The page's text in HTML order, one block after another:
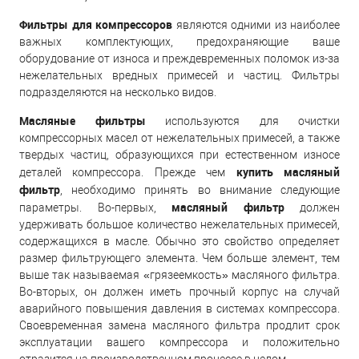
Фильтры для компрессоров являются одними из наиболее
важных комплектующих, предохраняющие ваше
оборудование от износа и преждевременных поломок из-за
нежелательных вредных примесей и частиц. Фильтры
подразделяются на несколько видов.
Масляные фильтры используются для очистки
компрессорных масел от нежелательных примесей, а также
твердых частиц, образующихся при естественном износе
деталей компрессора. Прежде чем купить масляный
фильтр , необходимо принять во внимание следующие
параметры. Во-первых, масляный фильтрдолжен
удерживать большое количество нежелательных примесей,
содержащихся в масле. Обычно это свойство определяет
размер фильтрующего элемента. Чем больше элемент, тем
выше так называемая «грязеемкость» масляного фильтра.
Во-вторых, он должен иметь прочный корпус на случай
аварийного повышения давления в системах компрессора.
Своевременная замена масляного фильтра продлит срок
эксплуатации вашего компрессора и положительно